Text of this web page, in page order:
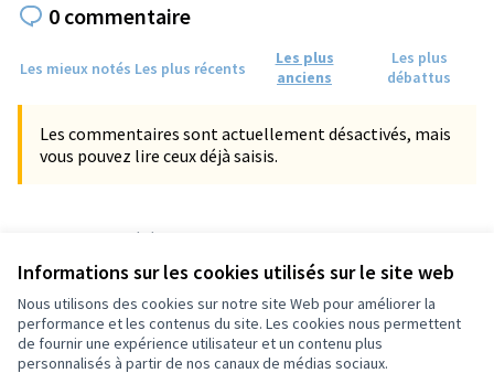
Informations sur les cookies utilisés sur le site web
Nous utilisons des cookies sur notre site Web pour améliorer la
performance et les contenus du site. Les cookies nous permettent
de fournir une expérience utilisateur et un contenu plus
personnalisés à partir de nos canaux de médias sociaux.
0 commentaire
Les mieux notés Les plus récents
Les plus
anciens
Les plus
débattus
Les commentaires sont actuellement désactivés, mais
vous pouvez lire ceux déjà saisis.
Référence : tours-PROP-2024-11-1560
Vérifiez l'empreinte numérique
Conditions d'utilisation
Paramètres des cookies